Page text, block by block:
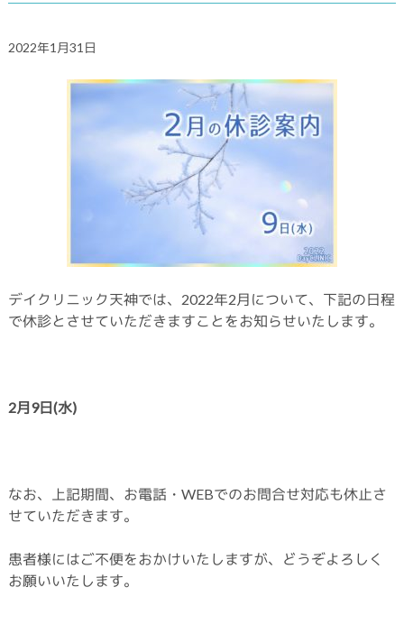
2022年1月31日
デイクリニック天神では、2022年2月について、下記の日程
で休診とさせていただきますことをお知らせいたします。
2月9日(水)
なお、上記期間、お電話・WEBでのお問合せ対応も休止さ
せていただきます。
患者様にはご不便をおかけいたしますが、どうぞよろしく
お願いいたします。